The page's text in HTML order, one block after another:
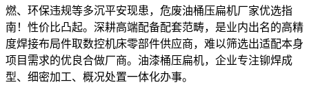
燃、环保违规等多沉平安现患，危废油桶压扁机厂家优选指
南！性价比凸起。深耕高端配备配套范畴，是业内出名的高精
度焊接布局件取数控机床零部件供应商，难以筛选出适配本身
项目需求的优良合做厂商。油漆桶压扁机，企业专注铆焊成
型、细密加工、概况处置一体化办事。